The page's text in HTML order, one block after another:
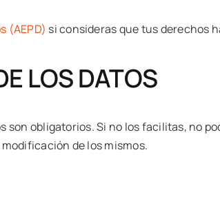
(AEPD) si consideras que tus derechos
LOS DATOS
obligatorios. Si no los facilitas, no
de los mismos.